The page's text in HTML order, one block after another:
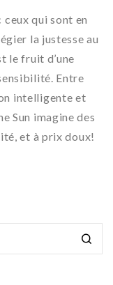
qui sont en
la justesse au
le fruit d’une
Entre
intelligente et
Sun imagine des
et à prix doux!